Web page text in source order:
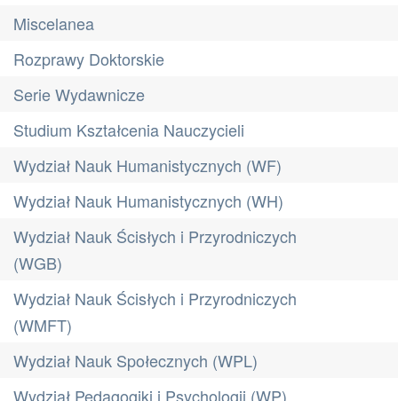
Miscelanea
Rozprawy Doktorskie
Serie Wydawnicze
Studium Kształcenia Nauczycieli
Wydział Nauk Humanistycznych (WF)
Wydział Nauk Humanistycznych (WH)
Wydział Nauk Ścisłych i Przyrodniczych
(WGB)
Wydział Nauk Ścisłych i Przyrodniczych
(WMFT)
Wydział Nauk Społecznych (WPL)
Wydział Pedagogiki i Psychologii (WP)